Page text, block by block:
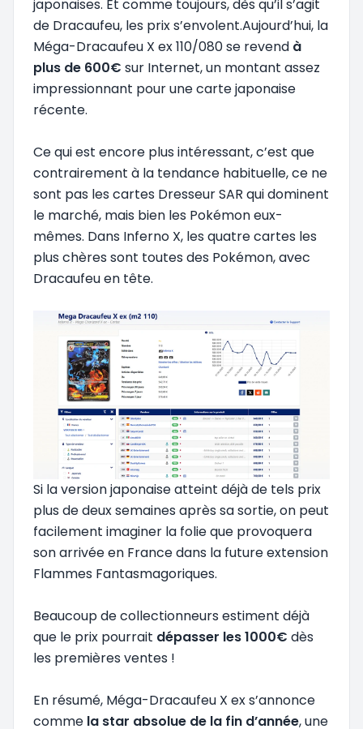
japonaises. Et comme toujours, dès qu’il s’agit
de Dracaufeu, les prix s’envolent.Aujourd’hui, la
Méga-Dracaufeu X ex 110/080 se revend à
plus de 600€ sur Internet, un montant assez
impressionnant pour une carte japonaise
récente.
Ce qui est encore plus intéressant, c’est que
contrairement à la tendance habituelle, ce ne
sont pas les cartes Dresseur SAR qui dominent
le marché, mais bien les Pokémon eux-
mêmes. Dans Inferno X, les quatre cartes les
plus chères sont toutes des Pokémon, avec
Dracaufeu en tête.
Si la version japonaise atteint déjà de tels prix
plus de deux semaines après sa sortie, on peut
facilement imaginer la folie que provoquera
son arrivée en France dans la future extension
Flammes Fantasmagoriques.
Beaucoup de collectionneurs estiment déjà
que le prix pourrait dépasser les 1000€ dès
les premières ventes !
En résumé, Méga-Dracaufeu X ex s’annonce
comme la star absolue de la fin d’année, une